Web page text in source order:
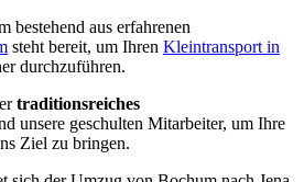
bestehend aus erfahrenen
steht bereit, um Ihren Kleintransport in
durchzuführen.
traditionsreiches
unsere geschulten Mitarbeiter, um Ihre
Ziel zu bringen.